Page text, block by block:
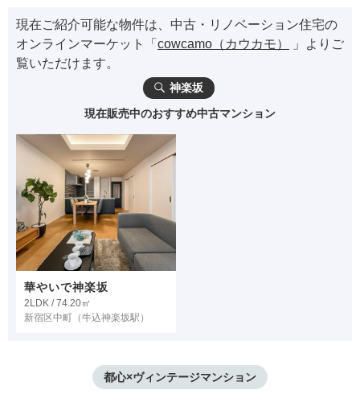
現在ご紹介可能な物件は、中古・リノベーション住宅の
オンラインマーケット「 cowcamo（カウカモ）
」よりご
覧いただけます。
神楽坂
現在販売中のおすすめ中古マンション
華やいで神楽坂
2LDK / 74.20㎡
新宿区中町 （牛込神楽坂駅）
都心×ヴィンテージマンション